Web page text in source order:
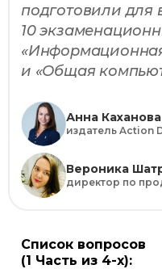
подготовили для
10
и «Общая
Анна Каханова
издатель Action
Вероника
директор по
Список вопросов
(1 Часть из 4-х):